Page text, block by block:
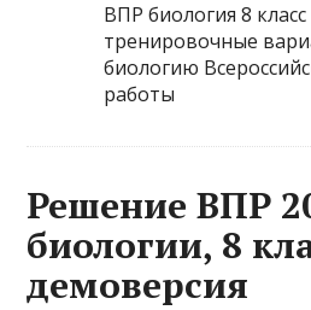
ВПР биология 8
тренировочные
биологию
работы
Решение ВПР
биологии, 8
демоверсия